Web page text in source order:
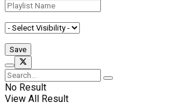
No Result
View All Result